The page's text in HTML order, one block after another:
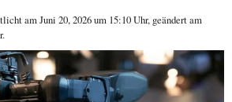
amJuni 20, 2026um 15:10 Uhr, geändert am
.